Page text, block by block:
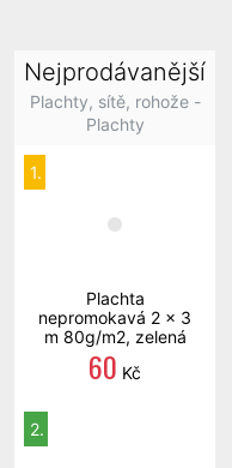
Nejprodávanější
Plachty, sítě, rohože -
Plachty
1.
Plachta
nepromokavá 2 x 3
m 80g/m2, zelená
60 Kč
2.